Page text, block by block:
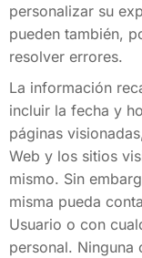
personalizar su
pueden también,
resolver errores.
La información
incluir la fecha y
páginas
Web y los sitios
mismo. Sin
misma pueda
Usuario o con
personal.